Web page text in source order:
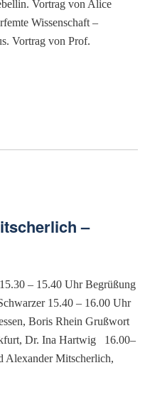
Vortrag von Alice
Wissenschaft –
Vortrag von Prof.
–
– 15.40 Uhr Begrüßung
15.40 – 16.00 Uhr
Boris Rhein Grußwort
Dr. Ina Hartwig 16.00–
Alexander Mitscherlich,